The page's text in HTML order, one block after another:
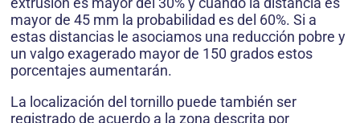
mayor de 45 mm la probabilidad es del 60%. Si a
estas distancias le asociamos una reducción pobre y
un valgo exagerado mayor de 150 grados estos
porcentajes aumentarán.
La localización del tornillo puede también ser
registrado de acuerdo a la zona descrita por